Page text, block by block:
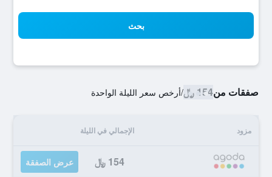
بحث
صفقات من154 ﷼ /أرخص سعر الليلة الواحدة
مزود الإجمالي في الليلة
154 ﷼ عرض الصفقة